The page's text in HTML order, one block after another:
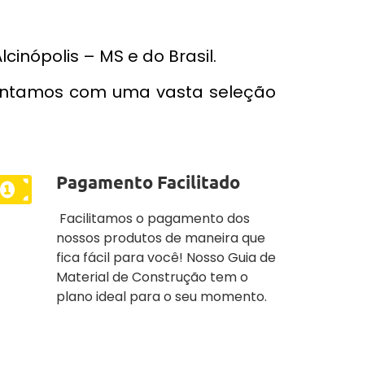
– MS e do Brasil.
com uma vasta seleção
Pagamento Facilitado
Facilitamos o pagamento dos
nossos produtos de maneira que
fica fácil para você! Nosso Guia de
Material de Construção tem o
plano ideal para o seu momento.